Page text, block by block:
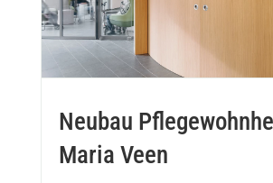
Neubau
Maria Veen